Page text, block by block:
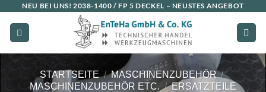
Inhalt
springen
NEU BEI UNS! 2038-1400 / FP 5 DECKEL – NEUSTES ANGEBOT
STARTSEITE / MASCHINENZUBEHÖR /
MASCHINENZUBEHÖR ETC. / ERSATZTEILE